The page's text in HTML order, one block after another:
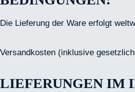
Die Lieferung der Ware erfolgt
Versandkosten (inklusive
LIEFERUNGEN IM